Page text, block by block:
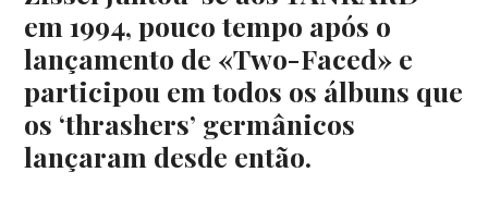
em 1994, pouco tempo após o
lançamento de «Two-Faced» e
participou em todos os álbuns que
os ‘thrashers’ germânicos
lançaram desde então.